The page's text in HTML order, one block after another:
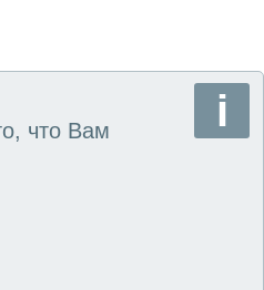
что Вам